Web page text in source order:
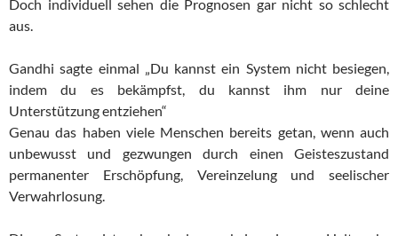
Doch individuell sehen die Prognosen gar nicht so schlecht
aus.
Gandhi sagte einmal „Du kannst ein System nicht besiegen,
indem du es bekämpfst, du kannst ihm nur deine
Unterstützung entziehen“
Genau das haben viele Menschen bereits getan, wenn auch
unbewusst und gezwungen durch einen Geisteszustand
permanenter Erschöpfung, Vereinzelung und seelischer
Verwahrlosung.